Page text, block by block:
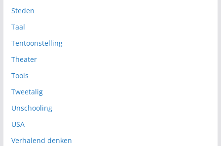
Steden
Taal
Tentoonstelling
Theater
Tools
Tweetalig
Unschooling
USA
Verhalend denken